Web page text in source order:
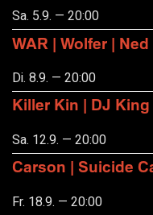
Sa. 5.9. — 20:00
WAR | Wolfer |
Di. 8.9. — 20:00
Killer Kin | DJ King
Sa. 12.9. — 20:00
Carson | Suicide
Fr. 18.9. — 20:00